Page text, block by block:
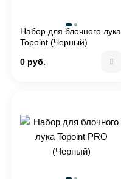
Набор для блочного лука
Topoint (Черный)
0 руб.